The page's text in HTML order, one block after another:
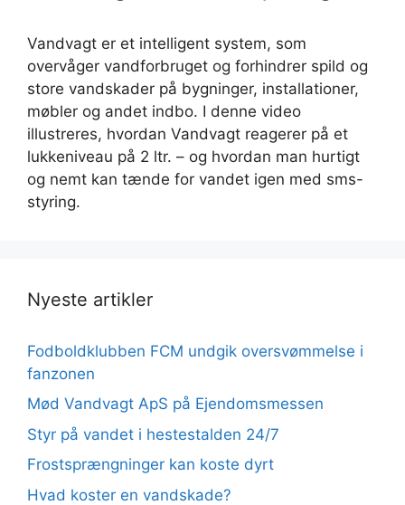
Vandvagt er et intelligent system, som
overvåger vandforbruget og forhindrer spild og
store vandskader på bygninger, installationer,
møbler og andet indbo. I denne video
illustreres, hvordan Vandvagt reagerer på et
lukkeniveau på 2 ltr. – og hvordan man hurtigt
og nemt kan tænde for vandet igen med sms-
styring.
Nyeste artikler
Fodboldklubben FCM undgik oversvømmelse i
fanzonen
Mød Vandvagt ApS på Ejendomsmessen
Styr på vandet i hestestalden 24/7
Frostsprængninger kan koste dyrt
Hvad koster en vandskade?